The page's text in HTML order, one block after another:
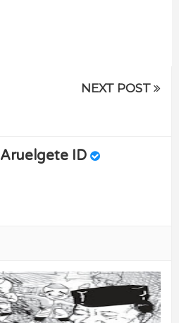
NEXT POST
Aruelgete ID